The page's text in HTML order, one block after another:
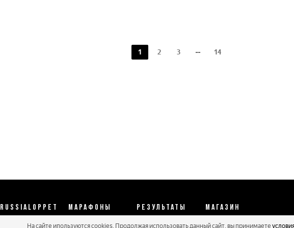
1 2 3 14
RUSSIALOPPET МАРАФОНЫ РЕЗУЛЬТАТЫ МАГАЗИН
Календарь 2026 Протоколы 2025 Реквизиты
На сайте ипользуются cookies. Продолжая использовать данный сайт, вы принимаете